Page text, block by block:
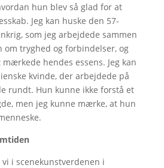
hun blev så glad for at
Jeg kan huske den 57-
som jeg arbejdede sammen
om tryghed og forbindelser, og
hendes essens. Jeg kan
kvinde, der arbejdede på
rundt. Hun kunne ikke forstå et
men jeg kunne mærke, at hun
i scenekunstverdenen i